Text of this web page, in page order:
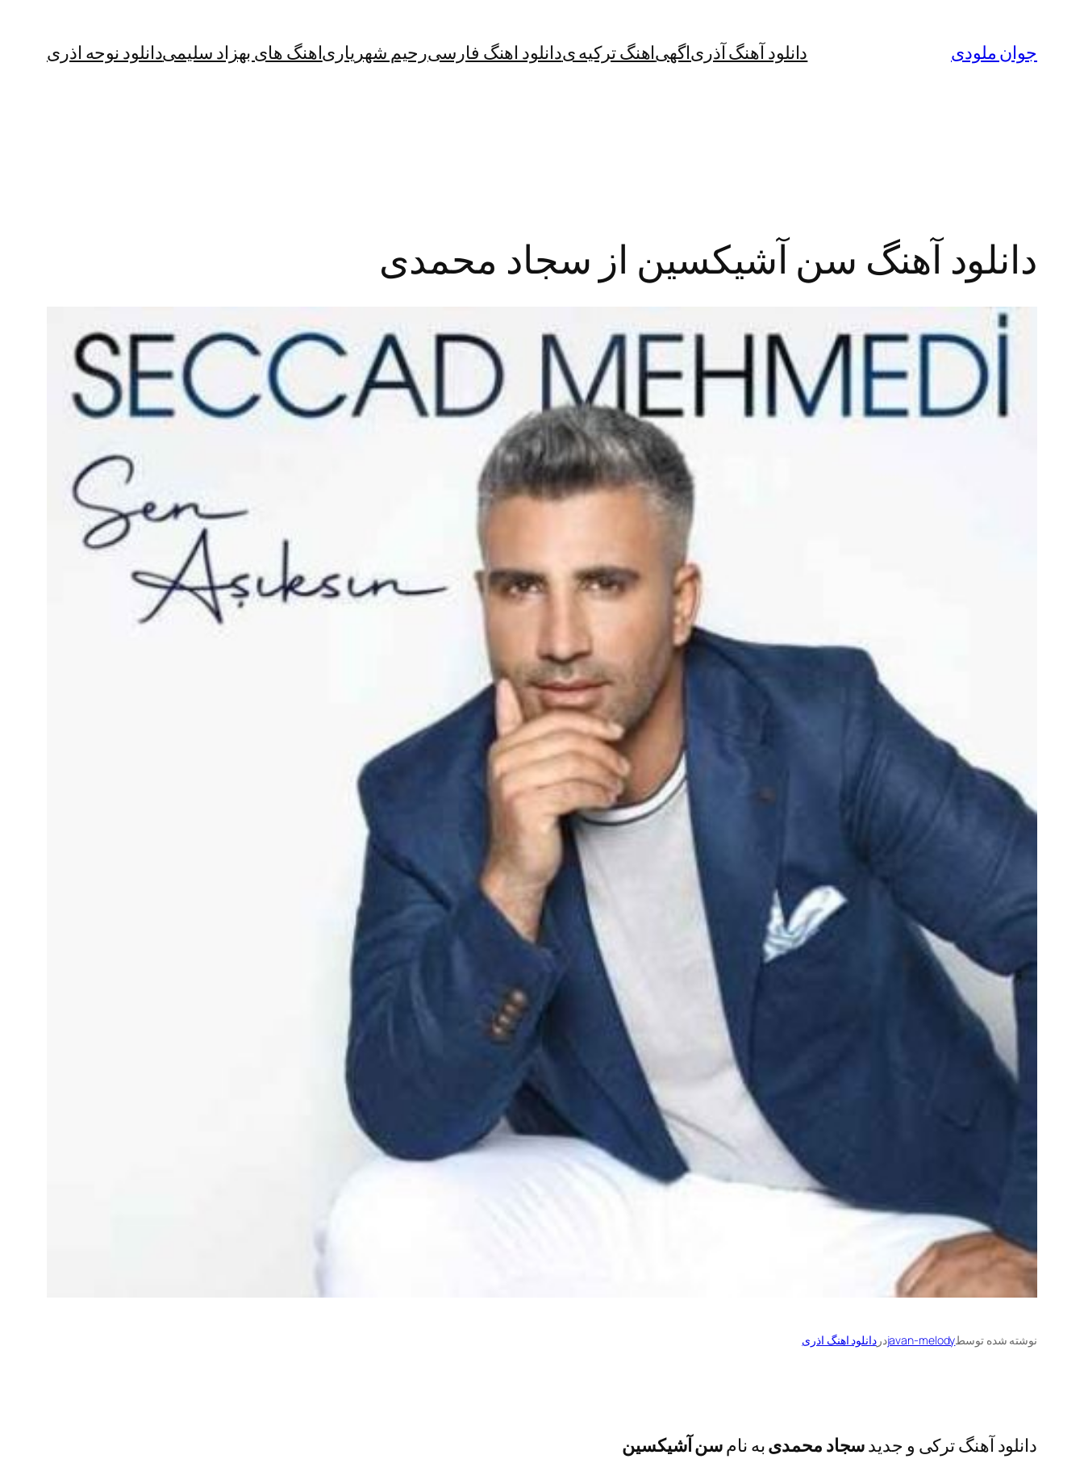
جوان ملودی دانلود آهنگ آذریاگهیاهنگ ترکیه یدانلود اهنگ فارسیرحیم شهریاریاهنگ های بهزاد سلیمیدانلود نوحه اذری
دانلود آهنگ سن آشیکسین از سجاد محمدی
نوشته شده توسطjavan-melodyدردانلود اهنگ اذری
دانلود آهنگ ترکی و جدیدسجاد محمدیبه نامسن آشیکسین